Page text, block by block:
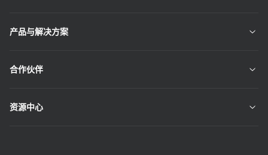
产品与解决方案
合作伙伴
资源中心